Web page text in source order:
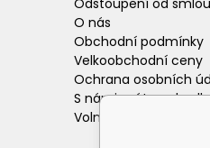
Odstoupení od
O nás
Obchodní podmínky
Velkoobchodní ceny
Ochrana osobních
S námi máte
Volné pracovní pozice